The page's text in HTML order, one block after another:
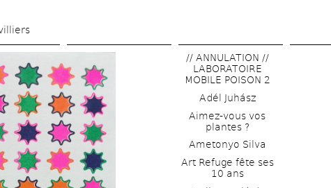
main
// ANNULATION //
LABORATOIRE
MOBILE POISON 2
Adél Juhász
Aimez-vous vos
plantes ?
Ametonyo Silva
Art Refuge fête ses
10 ans